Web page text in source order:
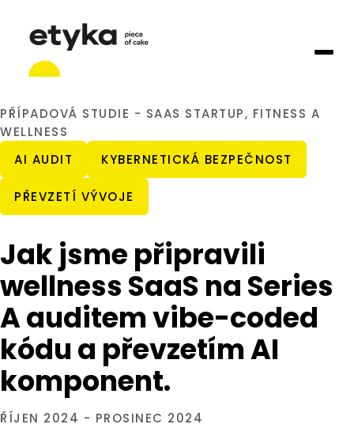
PŘÍPADOVÁ STUDIE - SAAS STARTUP, FITNESS A
WELLNESS
AI AUDIT
KYBERNETICKÁ BEZPEČNOST
PŘEVZETÍ VÝVOJE
Jak jsme připravili
wellness SaaS na Series
A auditem vibe-coded
kódu a převzetím AI
komponent.
ŘÍJEN 2024 - PROSINEC 2024